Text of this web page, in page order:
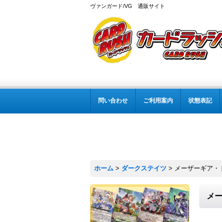
ヴァンガード/VG 通販サイト
問い合わせ ご利用案内 状態表記
ホーム > ダークステイツ > メーザーギア
メ